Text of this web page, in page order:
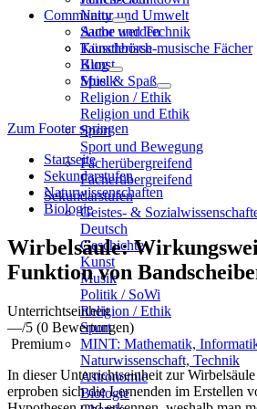
Natur und Umwelt
Sache und Technik
Künstlerisch-musische Fächer
Kunst
Musik
Religion / Ethik
Religion und Ethik
Sport
Sport und Bewegung
Fächerübergreifend
Fächerübergreifend
Sekundarstufen
Geistes- &
Deutsch
Geschichte
Kunst
Musik
Politik / SoWi
Religion / Ethik
Sport
MINT: Mathematik,
Naturwissenschaft, Technik
Astronomie
Biologie
Community
Autor werden
Tauschbörse
Blog
Spiel & Spaß
Zum Footer springen
Startseite
Sekundarstufen
Naturwissenschaften
Biologie
Wirbelsäule:
Funktion von
Unterrichtseinheit
—/5 (0 Bewertungen)
Premium
In dieser Unterrichtseinheit zur
erproben sich die Lernenden im Erstellen